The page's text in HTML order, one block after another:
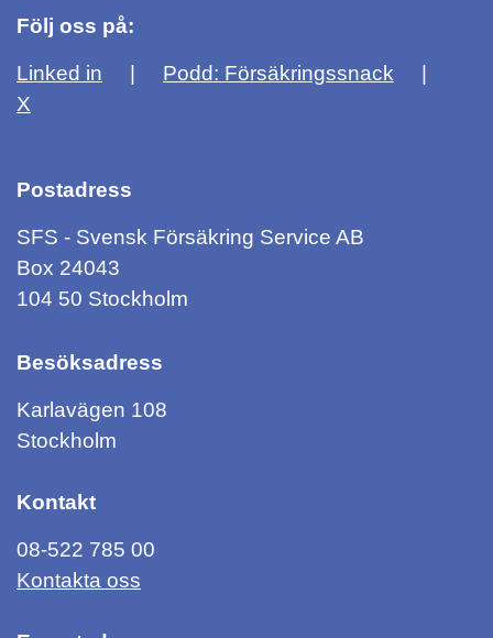
Följ oss på:
Linked in
Podd: Försäkringssnack
X
Postadress
SFS - Svensk Försäkring Service AB
Box 24043
104 50 Stockholm
Besöksadress
Karlavägen 108
Stockholm
Kontakt
08-522 785 00
Kontakta oss